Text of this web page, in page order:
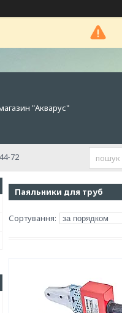
"Акварус"
72
Паяльники для труб